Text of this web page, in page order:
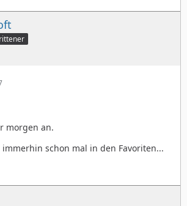
morgen an.
schon mal in den Favoriten...